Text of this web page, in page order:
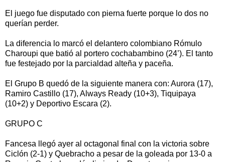
El juego fue disputado con pierna fuerte porque lo dos no
querían perder.
La diferencia lo marcó el delantero colombiano Rómulo
Charoupi que batió al portero cochabambino (24’). El tanto
fue festejado por la parcialdad alteña y paceña.
El Grupo B quedó de la siguiente manera con: Aurora (17),
Ramiro Castillo (17), Always Ready (10+3), Tiquipaya
(10+2) y Deportivo Escara (2).
GRUPO C
Fancesa llegó ayer al octagonal final con la victoria sobre
Ciclón (2-1) y Quebracho a pesar de la goleada por 13-0 a